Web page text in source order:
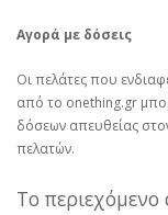
Αγορά με δόσεις
Οι πελάτες που
από το onething.gr
δόσεων απευθείας
πελατών.
Το περιεχόμενο